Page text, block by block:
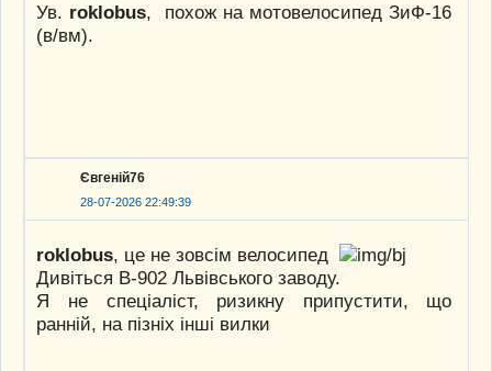
Ув. roklobus, похож на мотовелосипед ЗиФ-16
(в/вм).
Євгеній76
28-07-2026 22:49:39
roklobus, це не зовсім велосипед
Дивіться В-902 Львівського заводу.
Я не спеціаліст, ризикну припустити, що
ранній, на пізніх інші вилки